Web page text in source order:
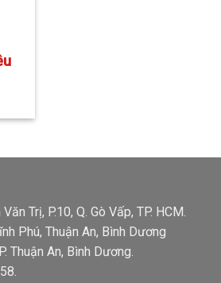
Trị, P.10, Q. Gò Vấp, TP. HCM.
Phú, Thuận An, Bình Dương
Thuận An, Bình Dương.
.